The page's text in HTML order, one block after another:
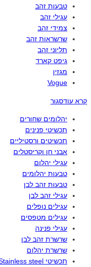
טבעות זהב
עגילי זהב
צמידי זהב
שרשראות זהב
תליוני זהב
גיפט קארד
מגזין
Vogue
קרא עודסגור
יהלומים שחורים
תכשיטי פנינים
תכשיטים ורסטיליים
אבני חן וקריסטלים
עגילי יהלום
טבעות יהלומים
טבעות זהב לבן
עגילי זהב לבן
עגילים נופלים
עגילים מטפסים
עגילי פנינה
שרשרת זהב לבן
שרשרת יהלום
תכשיטי Stainless steel